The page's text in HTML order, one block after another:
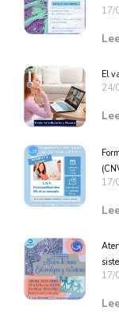
17/
El
24/
17/
17/